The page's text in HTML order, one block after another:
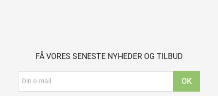
FÅ VORES SENESTE NYHEDER OG TILBUD